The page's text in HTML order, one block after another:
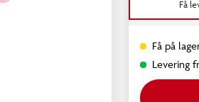
Få
Få på
Levering